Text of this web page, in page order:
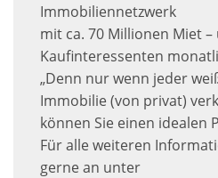
Immobiliennetzwerk
mit ca. 70 Millionen Miet –
Kaufinteressenten
„Denn nur wenn jeder
Immobilie (von privat)
können Sie einen idealen
Für alle weiteren
gerne an unter